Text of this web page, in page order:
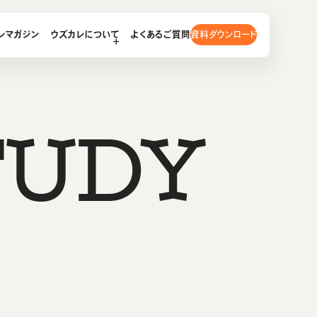
マガジン ウズカレについて よくあるご質問 資料ダウンロード
UDY